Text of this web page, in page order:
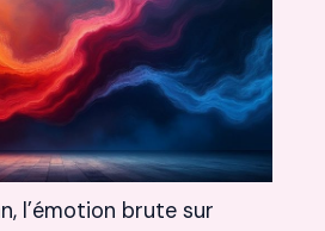
l’émotion brute sur